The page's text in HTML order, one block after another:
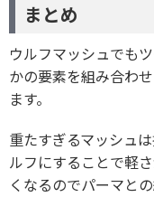
まとめ
ウルフマッシュでも
かの要素を組み合わ
ます。
重たすぎるマッシュ
ルフにすることで軽
くなるのでパーマと